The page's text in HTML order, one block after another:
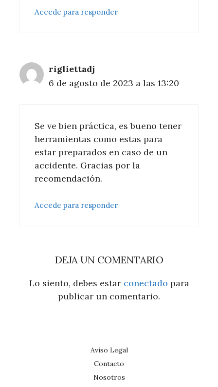
Accede para responder
rigliettadj
6 de agosto de 2023 a las 13:20
Se ve bien práctica, es bueno tener
herramientas como estas para
estar preparados en caso de un
accidente. Gracias por la
recomendación.
Accede para responder
DEJA UN COMENTARIO
Lo siento, debes estar conectado para
publicar un comentario.
Aviso Legal
Contacto
Nosotros